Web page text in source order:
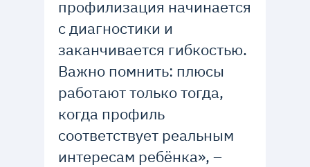
профилизация начинается
с диагностики и
заканчивается гибкостью.
Важно помнить: плюсы
работают только тогда,
когда профиль
соответствует реальным
интересам ребёнка», –